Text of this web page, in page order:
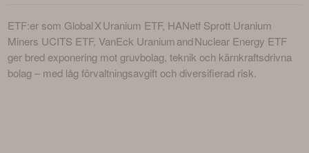
ETF:er som Global X Uranium ETF, HANetf Sprott Uranium
Miners UCITS ETF, VanEck Uranium and Nuclear Energy ETF
ger bred exponering mot gruvbolag, teknik och kärnkraftsdrivna
bolag – med låg förvaltningsavgift och diversifierad risk.